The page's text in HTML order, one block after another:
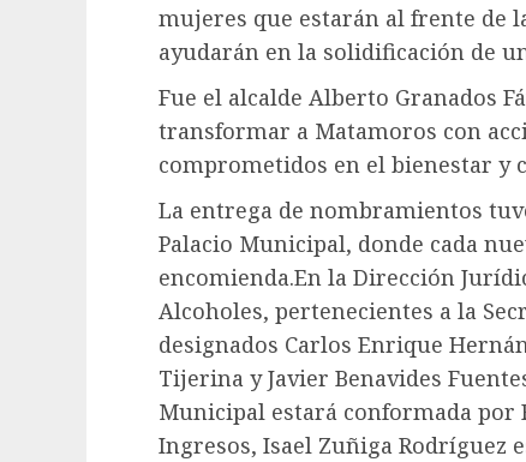
mujeres que estarán al frente de
ayudarán en la solidificación de
Fue el alcalde Alberto Granados
transformar a Matamoros con
comprometidos en el bienestar y
La entrega de nombramientos
Palacio Municipal, donde cada
encomienda.En la Dirección
Alcoholes, pertenecientes a la
designados Carlos Enrique
Tijerina y Javier Benavides
Municipal estará conformada
Ingresos, Isael Zuñiga Rodríguez